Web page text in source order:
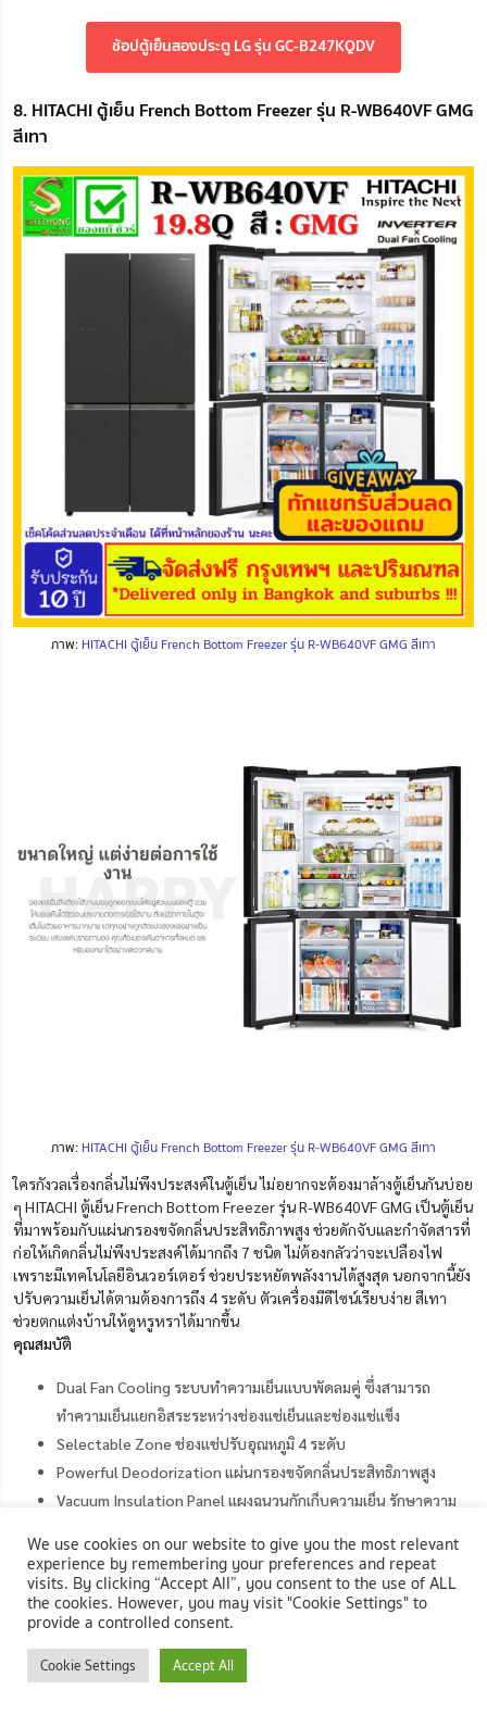
ช้อปตู้เย็นสองประตู LG รุ่น GC-B247KQDV
8. HITACHI ตู้เย็น French Bottom Freezer รุ่น R-WB640VF GMG
สีเทา
ภาพ: HITACHI ตู้เย็น French Bottom Freezer รุ่น R-WB640VF GMG สีเทา
ภาพ: HITACHI ตู้เย็น French Bottom Freezer รุ่น R-WB640VF GMG สีเทา
ใครกังวลเรื่องกลิ่นไม่พึงประสงค์ในตู้เย็น ไม่อยากจะต้องมาล้างตู้เย็นกันบ่อย
ๆ HITACHI ตู้เย็น French Bottom Freezer รุ่น R-WB640VF GMG เป็นตู้เย็น
ที่มาพร้อมกับแผ่นกรองขจัดกลิ่นประสิทธิภาพสูง ช่วยดักจับและกำจัดสารที่
ก่อให้เกิดกลิ่นไม่พึงประสงค์ได้มากถึง 7 ชนิด ไม่ต้องกลัวว่าจะเปลืองไฟ
เพราะมีเทคโนโลยีอินเวอร์เตอร์ ช่วยประหยัดพลังงานได้สูงสุด นอกจากนี้ยัง
ปรับความเย็นได้ตามต้องการถึง 4 ระดับ ตัวเครื่องมีดีไซน์เรียบง่าย สีเทา
ช่วยตกแต่งบ้านให้ดูหรูหราได้มากขึ้น
คุณสมบัติ
Dual Fan Cooling ระบบทำความเย็นแบบพัดลมคู่ ซึ่งสามารถ
ทำความเย็นแยกอิสระระหว่างช่องแช่เย็นและช่องแช่แข็ง
Selectable Zone ช่องแช่ปรับอุณหภูมิ 4 ระดับ
Powerful Deodorization แผ่นกรองขจัดกลิ่นประสิทธิภาพสูง
Vacuum Insulation Panel แผงฉนวนกักเก็บความเย็น รักษาความ
ช้อปตู้เย็นสองประตู HITACHI รุ่น R-WB640VF GMG
9. Samsung ตู้เย็นสองประตู รุ่น RS64T5F01B4/ST สีเทา
We use cookies on our website to give you the most relevant
experience by remembering your preferences and repeat
visits. By clicking “Accept All”, you consent to the use of ALL
the cookies. However, you may visit "Cookie Settings" to
provide a controlled consent.
Cookie Settings Accept All